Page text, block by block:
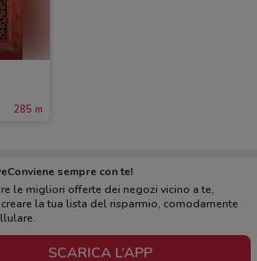
285 m
sempre con te!
le migliori offerte dei negozi vicino a te,
la tua lista del risparmio, comodamente
SCARICA L’APP